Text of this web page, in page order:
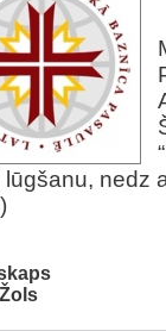
lūgšanu, nedz